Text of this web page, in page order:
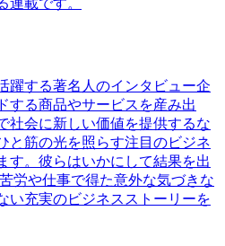
連載です。
躍する著名人のインタビュー企
する商品やサービスを産み出
社会に新しい価値を提供するな
と筋の光を照らす注目のビジネ
す。彼らはいかにして結果を出
労や仕事で得た意外な気づきな
い充実のビジネスストーリーを